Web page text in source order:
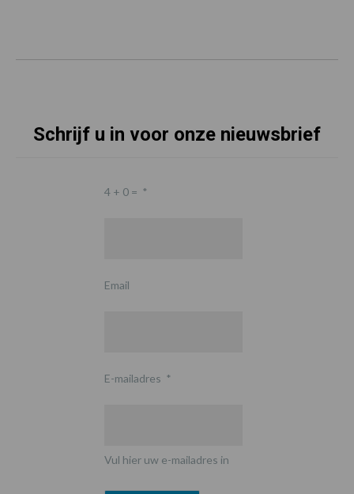
Schrijf u in voor onze nieuwsbrief
4 + 0 = *
Email
E-mailadres *
Vul hier uw e-mailadres in